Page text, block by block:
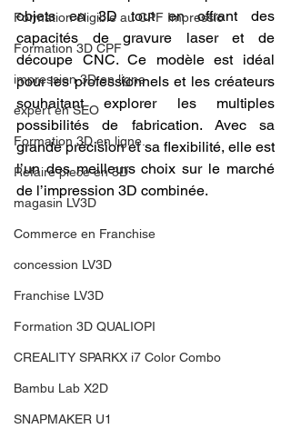
Formation éligible au CPF Impressio
Formation 3D CPF
impression 3D en ligne
expert en SEO
Formation 3D en ligne.
Refaire piece en 3D
magasin LV3D
Commerce en Franchise
concession LV3D
Franchise LV3D
Formation 3D QUALIOPI
CREALITY SPARKX i7 Color Combo
Bambu Lab X2D
SNAPMAKER U1
objets en 3D tout en offrant des
capacités de gravure laser et de
découpe CNC. Ce modèle est idéal
pour les professionnels et les créateurs
souhaitant explorer les multiples
possibilités de fabrication. Avec sa
grande précision et sa flexibilité, elle est
l’un des meilleurs choix sur le marché
de l’impression 3D combinée.